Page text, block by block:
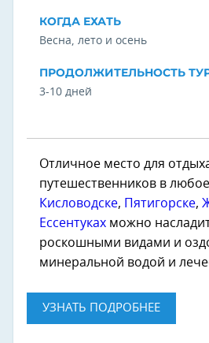
КОГДА ЕХАТЬ
Весна, лето и осень
ПРОДОЛЖИТЕЛЬНОСТЬ
3-10 дней
Отличное место для
путешественников в
Кисловодске, Пятигорске,
Ессентуках можно
роскошными видами и
минеральной водой и
УЗНАТЬ ПОДРОБНЕЕ